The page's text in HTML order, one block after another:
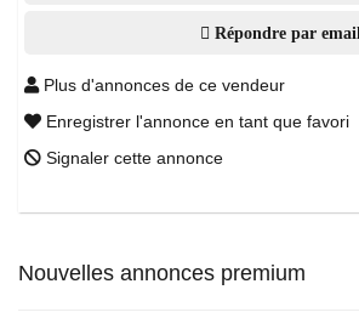
Répondre par email
Plus d'annonces de ce vendeur
Enregistrer l'annonce en tant que favori
Signaler cette annonce
Nouvelles annonces premium